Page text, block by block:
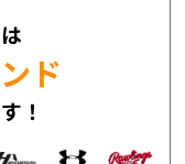
ド
！